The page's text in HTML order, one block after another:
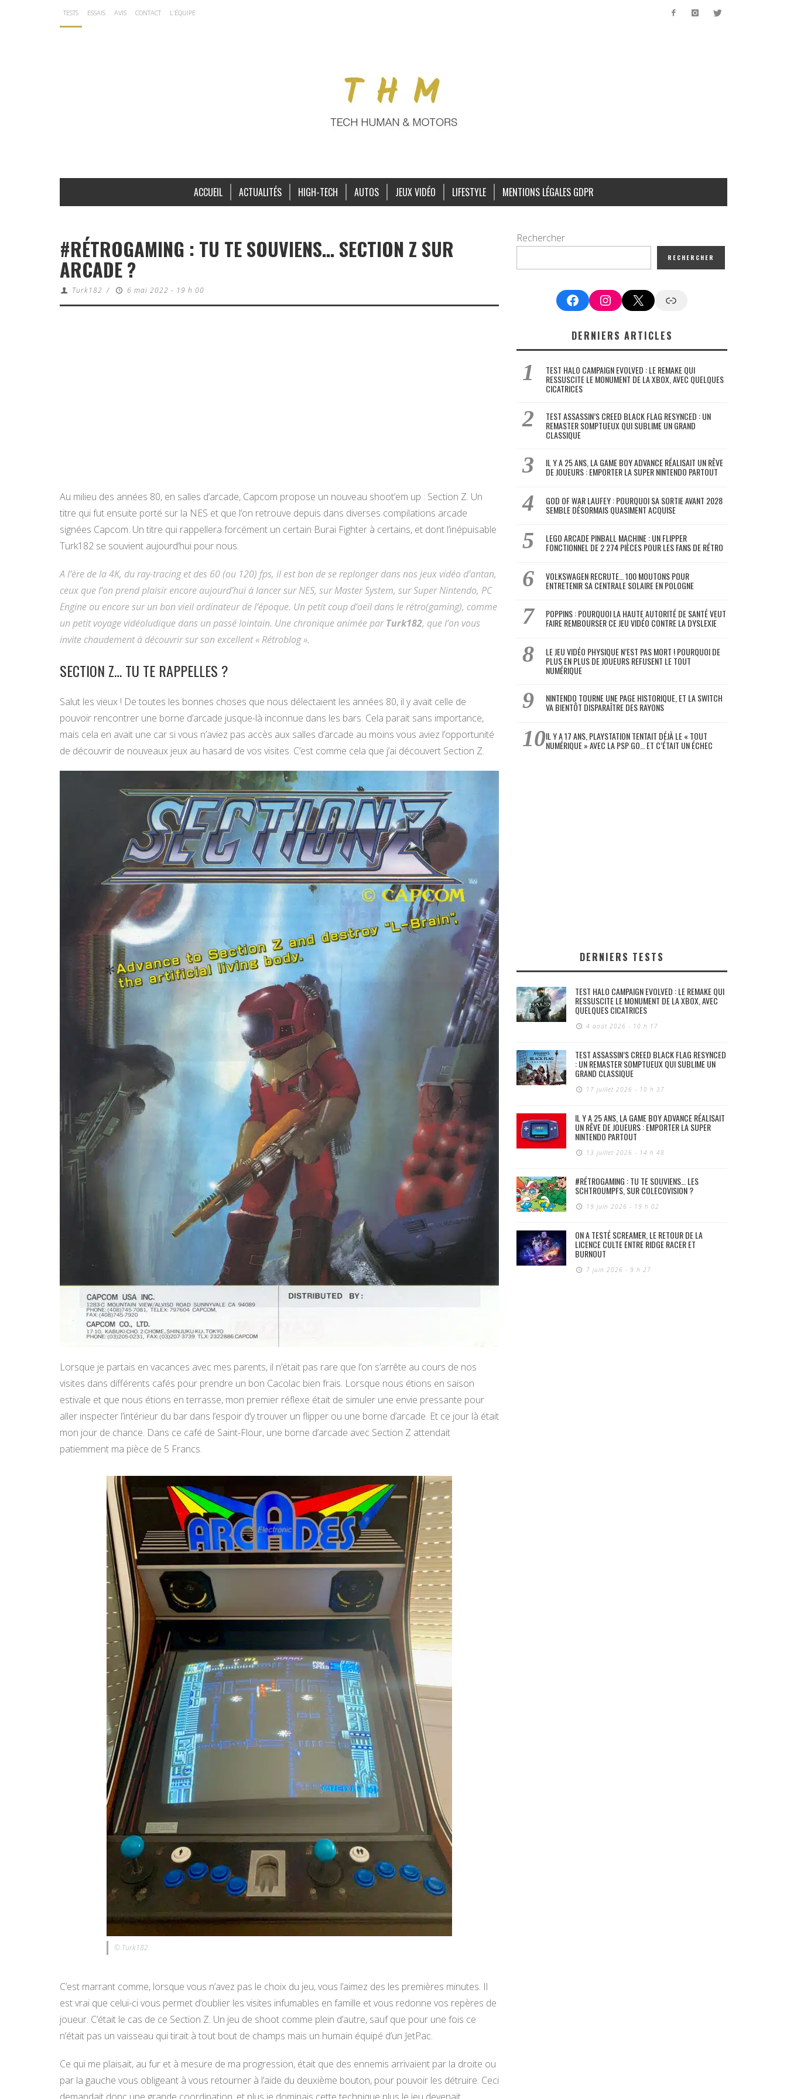
TESTS ESSAIS AVIS CONTACT L’ÉQUIPE
ACCUEIL ACTUALITÉS HIGH-TECH AUTOS JEUX VIDÉO LIFESTYLE MENTIONS LÉGALES GDPR
#RÉTROGAMING : TU TE SOUVIENS… SECTION Z SUR
ARCADE ?
Turk182 / 6 mai 2022 - 19 h 00
Au milieu des années 80, en salles d’arcade, Capcom propose un nouveau shoot’em up : Section Z. Un
titre qui fut ensuite porté sur la NES et que l’on retrouve depuis dans diverses compilations arcade
signées Capcom. Un titre qui rappellera forcément un certain Burai Fighter à certains, et dont l’inépuisable
Turk182 se souvient aujourd’hui pour nous.
A l’ère de la 4K, du ray-tracing et des 60 (ou 120) fps, il est bon de se replonger dans nos jeux vidéo d’antan,
ceux que l’on prend plaisir encore aujourd’hui à lancer sur NES, sur Master System, sur Super Nintendo, PC
Engine ou encore sur un bon vieil ordinateur de l’époque. Un petit coup d’oeil dans le rétro(gaming), comme
un petit voyage vidéoludique dans un passé lointain. Une chronique animée parTurk182, que l’on vous
invite chaudement à découvrir sur son excellent « Rétroblog ».
SECTION Z… TU TE RAPPELLES ?
Salut les vieux ! De toutes les bonnes choses que nous délectaient les années 80, il y avait celle de
pouvoir rencontrer une borne d’arcade jusque-là inconnue dans les bars. Cela parait sans importance,
mais cela en avait une car si vous n’aviez pas accès aux salles d’arcade au moins vous aviez l’opportunité
de découvrir de nouveaux jeux au hasard de vos visites. C’est comme cela que j’ai découvert Section Z.
Lorsque je partais en vacances avec mes parents, il n’était pas rare que l’on s’arrête au cours de nos
visites dans différents cafés pour prendre un bon Cacolac bien frais. Lorsque nous étions en saison
estivale et que nous étions en terrasse, mon premier réflexe était de simuler une envie pressante pour
aller inspecter l’intérieur du bar dans l’espoir d’y trouver un flipper ou une borne d’arcade. Et ce jour là était
mon jour de chance. Dans ce café de Saint-Flour, une borne d’arcade avec Section Z attendait
patiemment ma pièce de 5 Francs.
© Turk182
C’est marrant comme, lorsque vous n’avez pas le choix du jeu, vous l’aimez des les premières minutes. Il
est vrai que celui-ci vous permet d’oublier les visites infumables en famille et vous redonne vos repères de
joueur. C’était le cas de ce Section Z. Un jeu de shoot comme plein d’autre, sauf que pour une fois ce
n’était pas un vaisseau qui tirait à tout bout de champs mais un humain équipé d’un JetPac.
Ce qui me plaisait, au fur et à mesure de ma progression, était que des ennemis arrivaient par la droite ou
par la gauche vous obligeant à vous retourner à l’aide du deuxième bouton, pour pouvoir les détruire. Ceci
Rechercher
RECHERCHER
FacebookInstagram
X Google News
DERNIERS ARTICLES
TEST HALO CAMPAIGN EVOLVED : LE REMAKE QUI
RESSUSCITE LE MONUMENT DE LA XBOX, AVEC QUELQUES
CICATRICES
TEST ASSASSIN’S CREED BLACK FLAG RESYNCED : UN
REMASTER SOMPTUEUX QUI SUBLIME UN GRAND
CLASSIQUE
IL Y A 25 ANS, LA GAME BOY ADVANCE RÉALISAIT UN RÊVE
DE JOUEURS : EMPORTER LA SUPER NINTENDO PARTOUT
GOD OF WAR LAUFEY : POURQUOI SA SORTIE AVANT 2028
SEMBLE DÉSORMAIS QUASIMENT ACQUISE
LEGO ARCADE PINBALL MACHINE : UN FLIPPER
FONCTIONNEL DE 2 274 PIÈCES POUR LES FANS DE RÉTRO
VOLKSWAGEN RECRUTE… 100 MOUTONS POUR
ENTRETENIR SA CENTRALE SOLAIRE EN POLOGNE
POPPINS : POURQUOI LA HAUTE AUTORITÉ DE SANTÉ VEUT
FAIRE REMBOURSER CE JEU VIDÉO CONTRE LA DYSLEXIE
LE JEU VIDÉO PHYSIQUE N’EST PAS MORT ! POURQUOI DE
PLUS EN PLUS DE JOUEURS REFUSENT LE TOUT
NUMÉRIQUE
NINTENDO TOURNE UNE PAGE HISTORIQUE, ET LA SWITCH
VA BIENTÔT DISPARAÎTRE DES RAYONS
IL Y A 17 ANS, PLAYSTATION TENTAIT DÉJÀ LE « TOUT
NUMÉRIQUE » AVEC LA PSP GO… ET C’ÉTAIT UN ÉCHEC
DERNIERS TESTS
TEST HALO CAMPAIGN EVOLVED : LE REMAKE QUI
RESSUSCITE LE MONUMENT DE LA XBOX, AVEC
QUELQUES CICATRICES
4 août 2026 - 10 h 17
TEST ASSASSIN’S CREED BLACK FLAG RESYNCED
: UN REMASTER SOMPTUEUX QUI SUBLIME UN
GRAND CLASSIQUE
17 juillet 2026 - 10 h 37
IL Y A 25 ANS, LA GAME BOY ADVANCE RÉALISAIT
UN RÊVE DE JOUEURS : EMPORTER LA SUPER
NINTENDO PARTOUT
13 juillet 2026 - 14 h 48
#RÉTROGAMING : TU TE SOUVIENS… LES
SCHTROUMPFS, SUR COLECOVISION ?
19 juin 2026 - 19 h 02
ON A TESTÉ SCREAMER, LE RETOUR DE LA
LICENCE CULTE ENTRE RIDGE RACER ET
BURNOUT
7 juin 2026 - 9 h 27